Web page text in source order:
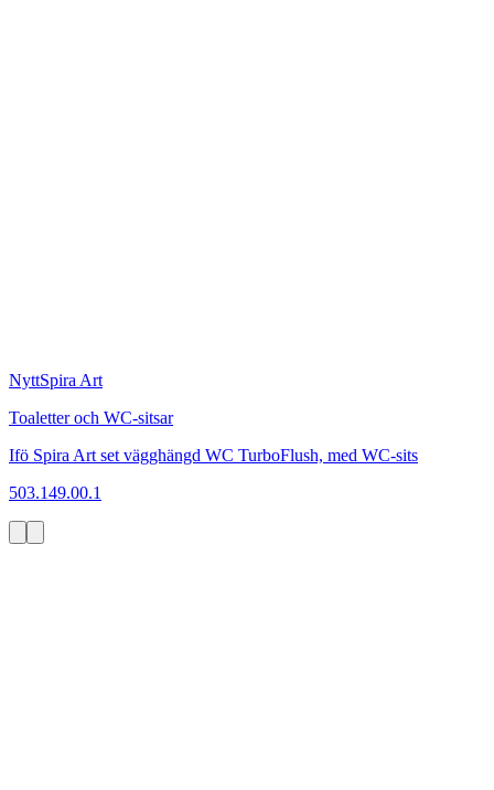
NyttSpira Art
Toaletter och WC-sitsar
Ifö Spira Art set vägghängd WC TurboFlush, med WC-sits
503.149.00.1